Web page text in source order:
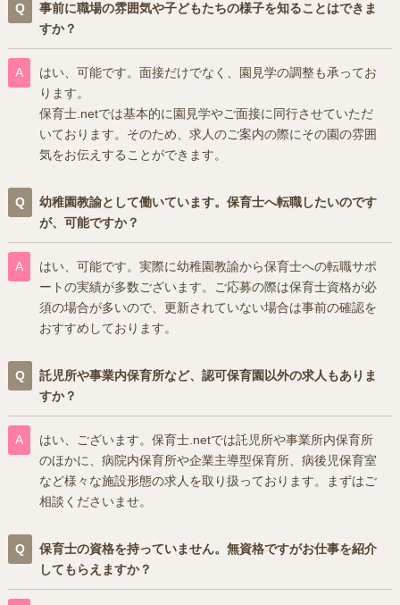
事前に職場の雰囲気や子どもたちの様子を知ることはできま
すか？
はい、可能です。面接だけでなく、園見学の調整も承ってお
ります。
保育士.netでは基本的に園見学やご面接に同行させていただ
いております。そのため、求人のご案内の際にその園の雰囲
気をお伝えすることができます。
幼稚園教諭として働いています。保育士へ転職したいのです
が、可能ですか？
はい、可能です。実際に幼稚園教諭から保育士への転職サポ
ートの実績が多数ございます。ご応募の際は保育士資格が必
須の場合が多いので、更新されていない場合は事前の確認を
おすすめしております。
託児所や事業内保育所など、認可保育園以外の求人もありま
すか？
はい、ございます。保育士.netでは託児所や事業所内保育所
のほかに、病院内保育所や企業主導型保育所、病後児保育室
など様々な施設形態の求人を取り扱っております。まずはご
相談くださいませ。
保育士の資格を持っていません。無資格ですがお仕事を紹介
してもらえますか？